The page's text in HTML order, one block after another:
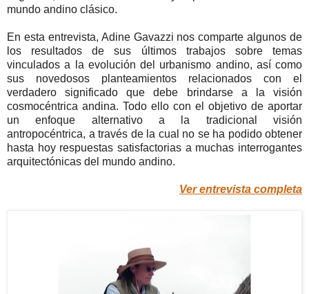
mundo andino clásico.
En esta entrevista, Adine Gavazzi nos comparte algunos de
los resultados de sus últimos trabajos sobre temas
vinculados a la evolución del urbanismo andino, así como
sus novedosos planteamientos relacionados con el
verdadero significado que debe brindarse a la visión
cosmocéntrica andina. Todo ello con el objetivo de aportar
un enfoque alternativo a la tradicional visión
antropocéntrica, a través de la cual no se ha podido obtener
hasta hoy respuestas satisfactorias a muchas interrogantes
arquitectónicas del mundo andino.
Ver entrevista completa